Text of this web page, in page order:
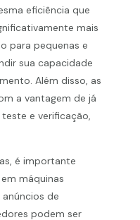
eficiência que
mais
para pequenas e
sua capacidade
Além disso, as
a vantagem de já
e verificação,
é importante
máquinas
de
podem ser